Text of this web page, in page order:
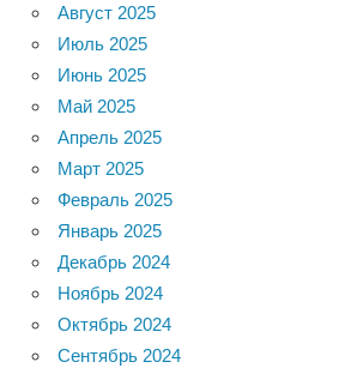
Август 2025
Июль 2025
Июнь 2025
Май 2025
Апрель 2025
Март 2025
Февраль 2025
Январь 2025
Декабрь 2024
Ноябрь 2024
Октябрь 2024
Сентябрь 2024